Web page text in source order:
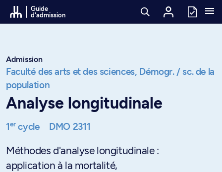
Passer au contenu
Guide
d'admission
Admission
Faculté des arts et des sciences, Démogr. / sc. de la
population
Analyse longitudinale
1ercycle DMO 2311
Méthodes d'analyse longitudinale :
application à la mortalité,